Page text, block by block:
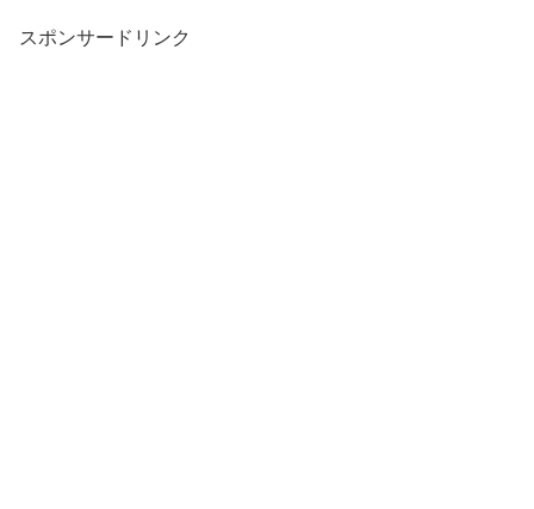
スポンサードリンク